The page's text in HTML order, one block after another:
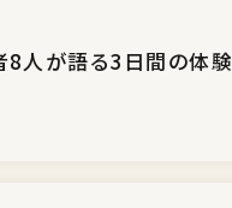
8人が語る3日間の体験